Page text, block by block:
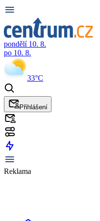
pondělí 10. 8.
po 10. 8.
33°C
Přihlášení
Reklama